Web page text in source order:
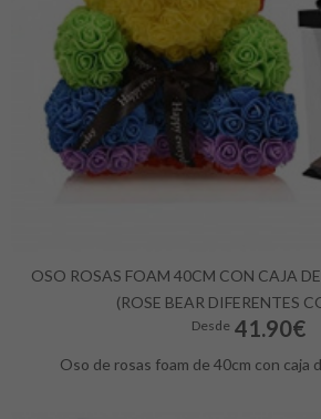
OSO ROSAS FOAM 40CM CON CAJA
(ROSE BEAR DIFERENTES
Desde41.90€
Oso de rosas foam de 40cm con caja